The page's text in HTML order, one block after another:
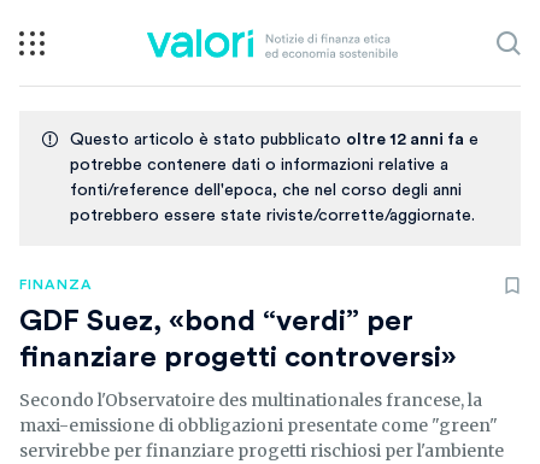
Questo articolo è stato pubblicato oltre 12 anni fa e
potrebbe contenere dati o informazioni relative a
fonti/reference dell'epoca, che nel corso degli anni
potrebbero essere state riviste/corrette/aggiornate.
FINANZA
GDF Suez, «bond “verdi” per
finanziare progetti controversi»
Secondo l'Observatoire des multinationales francese, la
maxi-emissione di obbligazioni presentate come "green"
servirebbe per finanziare progetti rischiosi per l'ambiente